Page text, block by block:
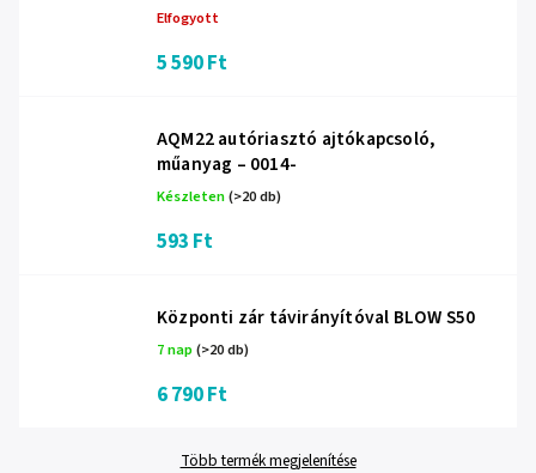
Elfogyott
5 590 Ft
AQM22 autóriasztó ajtókapcsoló,
műanyag – 0014-
Készleten(>20 db)
593 Ft
Központi zár távirányítóval BLOW S50
7 nap(>20 db)
6 790 Ft
Több termék megjelenítése